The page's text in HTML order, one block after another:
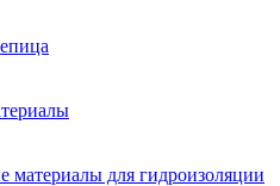
для гидроизоляции